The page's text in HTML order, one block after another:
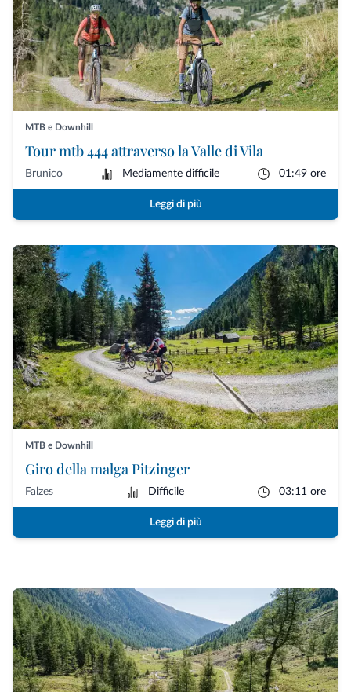
MTB e Downhill
Tour mtb 444 attraverso la Valle di Vila
Brunico Mediamente difficile 01:49 ore
Leggi di più
MTB e Downhill
Giro della malga Pitzinger
Falzes Difficile 03:11 ore
Leggi di più